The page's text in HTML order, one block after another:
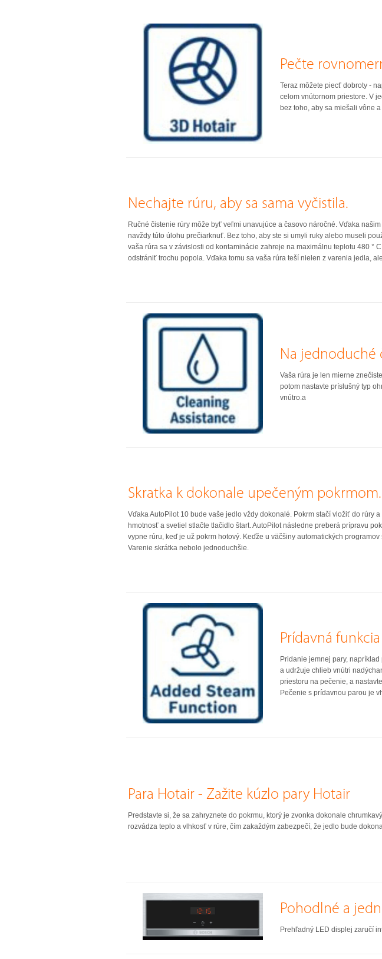
Pečte
Teraz môžete piecť dobroty -
celom vnútornom priestore. V
bez toho, aby sa miešali vône a
Nechajte rúru, aby sa sama vyčistila.
Ručné čistenie rúry môže byť veľmi unavujúce a časovo náročné. Vďaka
navždy túto úlohu prečiarknuť. Bez toho, aby ste si umyli ruky alebo museli
vaša rúra sa v závislosti od kontaminácie zahreje na maximálnu teplotu 480 °
odstrániť trochu popola. Vďaka tomu sa vaša rúra teší nielen z varenia jedla,
Na jednoduché
Vaša rúra je len mierne
potom nastavte príslušný typ
vnútro.a
Skratka k dokonale upečeným pokrmom.
Vďaka AutoPilot 10 bude vaše jedlo vždy dokonalé. Pokrm stačí vložiť do rúry
hmotnosť a svetiel stlačte tlačidlo štart. AutoPilot následne preberá prípravu
vypne rúru, keď je už pokrm hotový. Keďže u väčšiny automatických
Varenie skrátka nebolo jednoduchšie.
Prídavná
Pridanie jemnej pary,
a udržuje chlieb vnútri
priestoru na pečenie, a
Pečenie s prídavnou parou je
Para Hotair - Zažite kúzlo pary Hotair
Predstavte si, že sa zahryznete do pokrmu, ktorý je zvonka dokonale
rozvádza teplo a vlhkosť v rúre, čím zakaždým zabezpečí, že jedlo bude
Pohodlné a
Prehľadný LED displej zaručí